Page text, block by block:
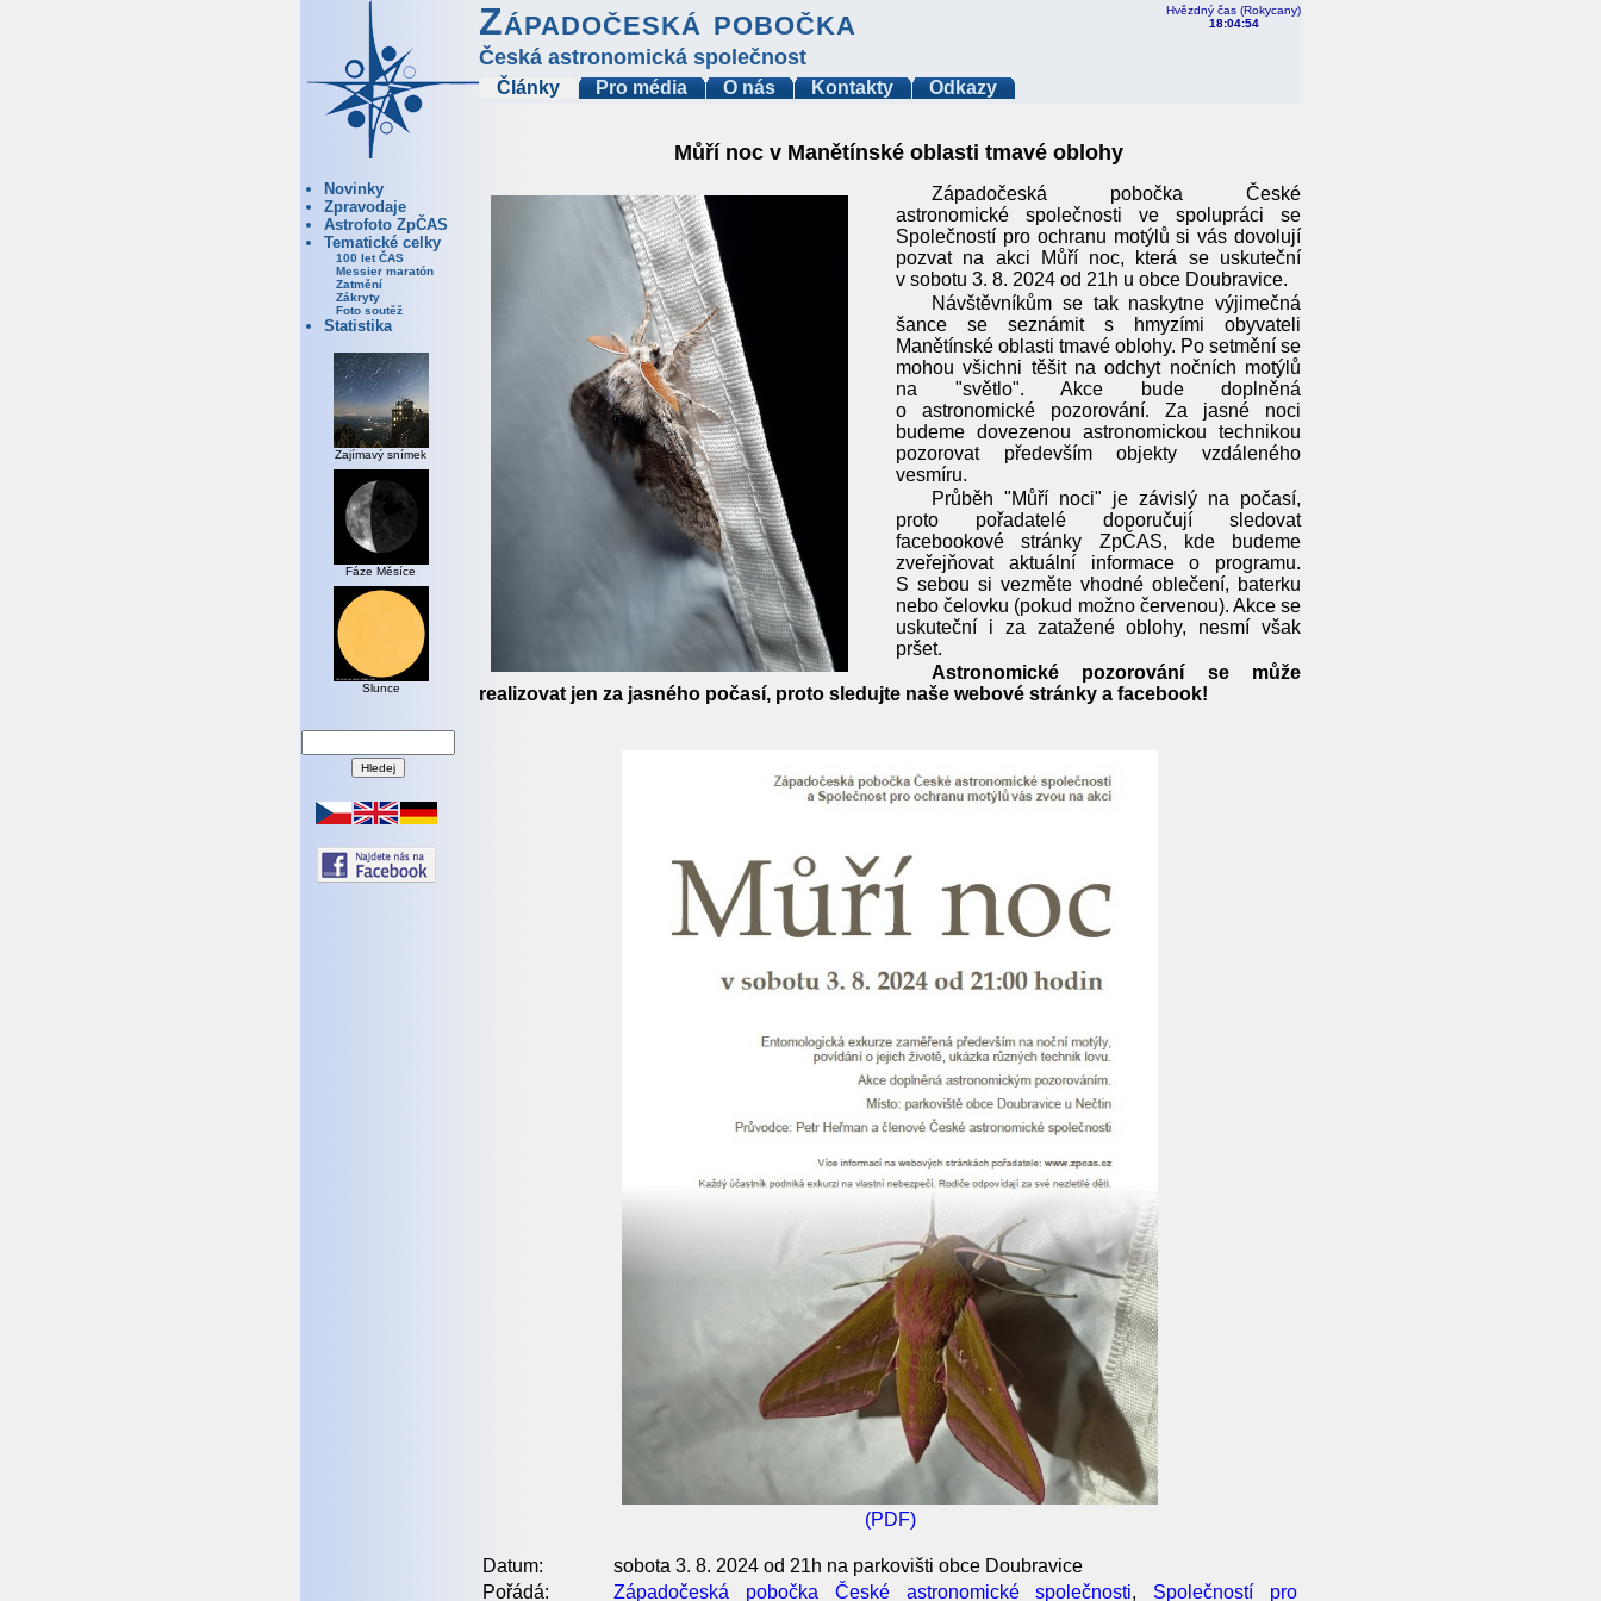
Hvězdný čas (Rokycany)
18:04:54
Západočeská pobočka
Česká astronomická společnost
Články Pro média O nás Kontakty Odkazy
Novinky
Zpravodaje
Astrofoto ZpČAS
Tematické celky
100 let ČAS
Messier maratón
Zatmění
Zákryty
Foto soutěž
Statistika
Zajímavý snímek
Fáze Měsíce
Slunce
Můří noc v Manětínské oblasti tmavé oblohy
Západočeská pobočka České
astronomické společnosti ve spolupráci se
Společností pro ochranu motýlů si vás dovolují
pozvat na akci Můří noc, která se uskuteční
v sobotu 3. 8. 2024 od 21h u obce Doubravice.
Návštěvníkům se tak naskytne výjimečná
šance se seznámit s hmyzími obyvateli
Manětínské oblasti tmavé oblohy. Po setmění se
mohou všichni těšit na odchyt nočních motýlů
na "světlo". Akce bude doplněná
o astronomické pozorování. Za jasné noci
budeme dovezenou astronomickou technikou
pozorovat především objekty vzdáleného
vesmíru.
Průběh "Můří noci" je závislý na počasí,
proto pořadatelé doporučují sledovat
facebookové stránky ZpČAS, kde budeme
zveřejňovat aktuální informace o programu.
S sebou si vezměte vhodné oblečení, baterku
nebo čelovku (pokud možno červenou). Akce se
uskuteční i za zatažené oblohy, nesmí však
pršet.
Astronomické pozorování se může
realizovat jen za jasného počasí, proto sledujte naše webové stránky a facebook!
(PDF)
Datum:
sobota 3. 8. 2024 od 21h na parkovišti obce Doubravice
Pořádá:
Západočeská pobočka České astronomické společnosti, Společností pro